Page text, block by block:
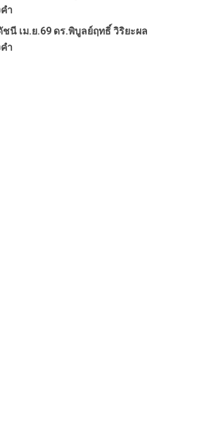
ำ
นี เม.ย.69 ดร.พิบูลย์ฤทธิ์ วิริยะผล
ำ